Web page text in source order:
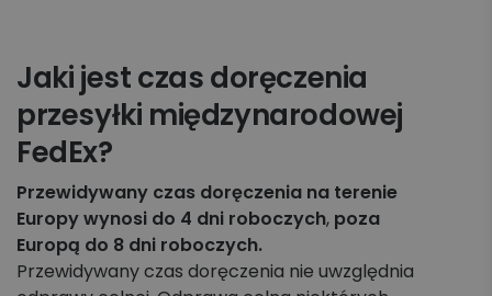
Jaki jest czas doręczenia
przesyłki międzynarodowej
FedEx?
Przewidywany czas doręczenia na terenie
Europy wynosi do 4 dni roboczych, poza
Europą do 8 dni roboczych.
Przewidywany czas doręczenia nie uwzględnia